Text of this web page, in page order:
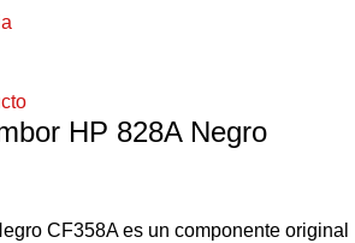
HP 828A Negro
CF358A es un componente original